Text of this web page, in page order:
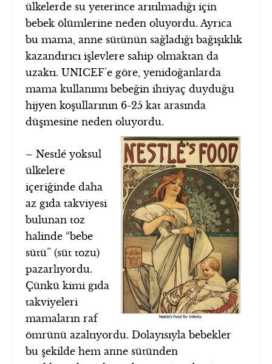
ülkelerde su yeterince arıtılmadığı için
bebek ölümlerine neden oluyordu. Ayrıca
bu mama, anne sütünün sağladığı bağışıklık
kazandırıcı işlevlere sahip olmaktan da
uzaktı. UNICEF’e göre, yenidoğanlarda
mama kullanımı bebeğin ihtiyaç duyduğu
hijyen koşullarının 6-25 kat arasında
düşmesine neden oluyordu.
– Nestlé yoksul
ülkelere
içeriğinde daha
az gıda takviyesi
bulunan toz
halinde “bebe
sütü” (süt tozu)
pazarlıyordu.
Çünkü kimi gıda
takviyeleri
mamaların raf
ömrünü azaltıyordu. Dolayısıyla bebekler
bu şekilde hem anne sütünden